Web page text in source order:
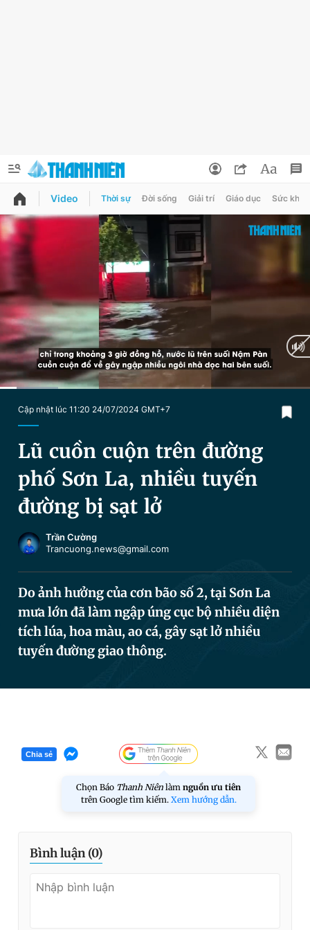
QUẢNG CÁO
Chuyên mục
Chuyên mục khác
Chào ngày mới Tin 24h
Video Magazine
Sản phẩm khác
Theo dõi báo trên
0906 645 777
Liên hệ quảng cáo
0908 780 404
Đặt báo Quảng cáo
Phó tổng biên tập thường trực: Hải Thành
Phó tổng biên tập: Lâm Hiếu Dũng
Thông tin tài khoản
Đổi mật khẩu
Tin đã lưu
Tin đã xem
Đăng xuất
Video Thời sự Đời sống Giải trí Giáo dục Sức khỏe
Cập nhật lúc 11:20 24/07/2024 GMT+7
Lũ cuồn cuộn trên đường
phố Sơn La, nhiều tuyến
đường bị sạt lở
Trần Cường
Trancuong.news@gmail.com
Do ảnh hưởng của cơn bão số 2, tại Sơn La
mưa lớn đã làm ngập úng cục bộ nhiều diện
tích lúa, hoa màu, ao cá, gây sạt lở nhiều
tuyến đường giao thông.
Chia sẻ
Chọn Báo Thanh Niên làm nguồn ưu tiên
trên Google tìm kiếm. Xem hướng dẫn.
Bình luận (0)